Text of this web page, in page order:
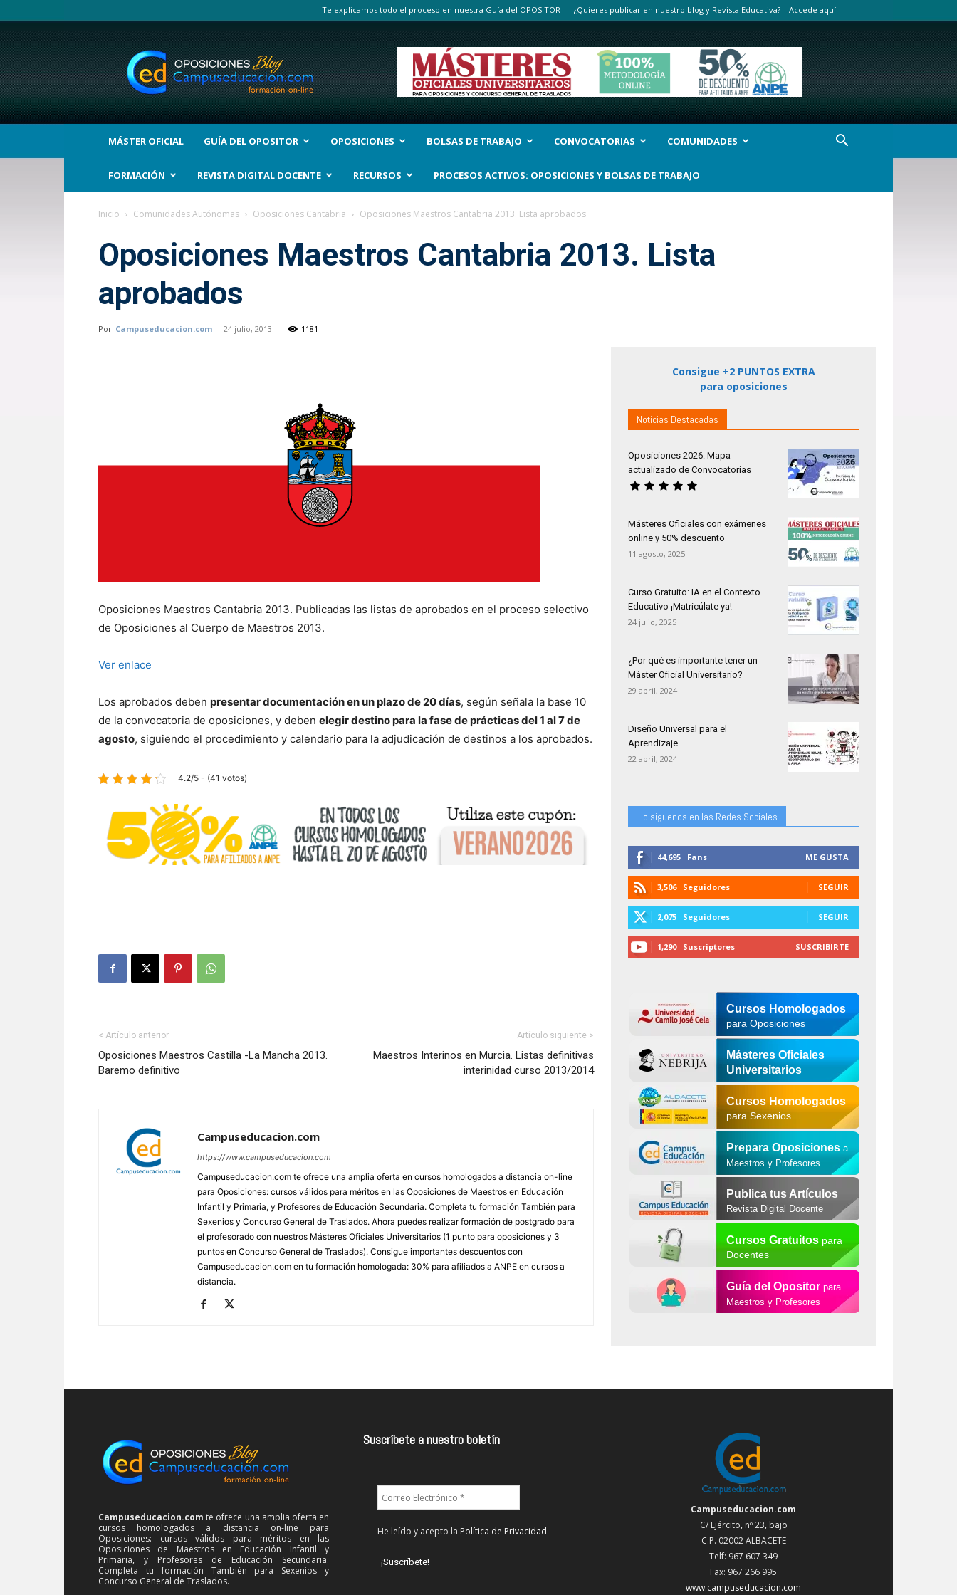
Te explicamos todo el proceso en nuestra Guía del OPOSITOR ¿Quieres publicar en nuestro blog y Revista Educativa? – Accede aquí
BLOG
Noticias
Oposiciones
y
bolsas
Trabajo
Interinos.
MÁSTER OFICIAL GUÍA DEL OPOSITOR OPOSICIONES BOLSAS DE TRABAJO CONVOCATORIAS COMUNIDADES
FORMACIÓN REVISTA DIGITAL DOCENTE RECURSOS PROCESOS ACTIVOS: OPOSICIONES Y BOLSAS DE TRABAJO
Inicio Comunidades Autónomas Oposiciones Cantabria Oposiciones Maestros Cantabria 2013. Lista aprobados
Oposiciones Maestros Cantabria 2013. Lista
aprobados
Por Campuseducacion.com - 24 julio, 2013 1181
Oposiciones Maestros Cantabria 2013. Publicadas las listas de aprobados en el proceso selectivo
de Oposiciones al Cuerpo de Maestros 2013.
Ver enlace
Los aprobados deben presentar documentación en un plazo de 20 días, según señala la base 10
de la convocatoria de oposiciones, y deben elegir destino para la fase de prácticas del 1 al 7 de
agosto, siguiendo el procedimiento y calendario para la adjudicación de destinos a los aprobados.
4.2/5 - (41 votos)
< Artículo anterior
Oposiciones Maestros Castilla -La Mancha 2013.
Baremo definitivo
Artículo siguiente >
Maestros Interinos en Murcia. Listas definitivas
interinidad curso 2013/2014
Campuseducacion.com
https://www.campuseducacion.com
Campuseducacion.com te ofrece una amplia oferta en cursos homologados a distancia on-line
para Oposiciones: cursos válidos para méritos en las Oposiciones de Maestros en Educación
Infantil y Primaria, y Profesores de Educación Secundaria. Completa tu formación También para
Sexenios y Concurso General de Traslados. Ahora puedes realizar formación de postgrado para
el profesorado con nuestros Másteres Oficiales Universitarios (1 punto para oposiciones y 3
puntos en Concurso General de Traslados). Consigue importantes descuentos con
Campuseducacion.com en tu formación homologada: 30% para afiliados a ANPE en cursos a
distancia.
Consigue +2 PUNTOS EXTRA
para oposiciones
Noticias Destacadas
Oposiciones 2026: Mapa
actualizado de Convocatorias
Másteres Oficiales con exámenes
online y 50% descuento
11 agosto, 2025
Curso Gratuito: IA en el Contexto
Educativo ¡Matricúlate ya!
24 julio, 2025
¿Por qué es importante tener un
Máster Oficial Universitario?
29 abril, 2024
Diseño Universal para el
Aprendizaje
22 abril, 2024
...o siguenos en las Redes Sociales
44,695 Fans ME GUSTA
3,506 Seguidores SEGUIR
2,075 Seguidores SEGUIR
1,290 Suscriptores SUSCRIBIRTE
Cursos Homologados
para Oposiciones
Másteres Oficiales
Universitarios
Cursos Homologados
para Sexenios
Prepara Oposiciones a
Maestros y Profesores
Publica tus Artículos
Revista Digital Docente
Cursos Gratuitospara
Docentes
Guía del Opositor para
Maestros y Profesores
Campuseducacion.com te ofrece una amplia oferta en
cursos homologados a distancia on-line para
Oposiciones: cursos válidos para méritos en las
Oposiciones de Maestros en Educación Infantil y
Primaria, y Profesores de Educación Secundaria.
Completa tu formación También para Sexenios y
Concurso General de Traslados.
Suscríbete a nuestro boletín
He leído y acepto la Política de Privacidad
Campuseducacion.com
C/ Ejército, nº 23, bajo
C.P. 02002 ALBACETE
Telf: 967 607 349
Fax: 967 266 995
www.campuseducacion.com